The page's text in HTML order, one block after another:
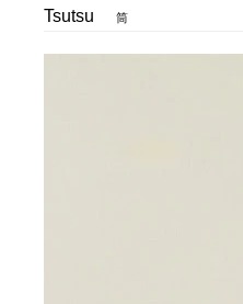
Tsutsu 筒